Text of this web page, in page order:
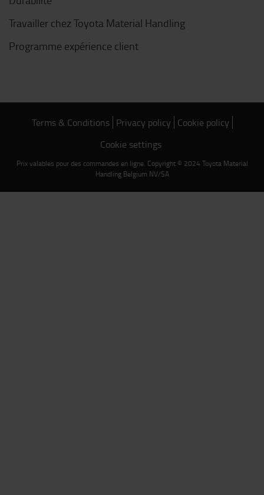
Travailler chez Toyota Material Handling
Programme expérience client
Terms & Conditions Privacy policy Cookie policy
Cookie settings
Prix valables pour des commandes en ligne. Copyright © 2024 Toyota Material
Handling Belgium NV/SA